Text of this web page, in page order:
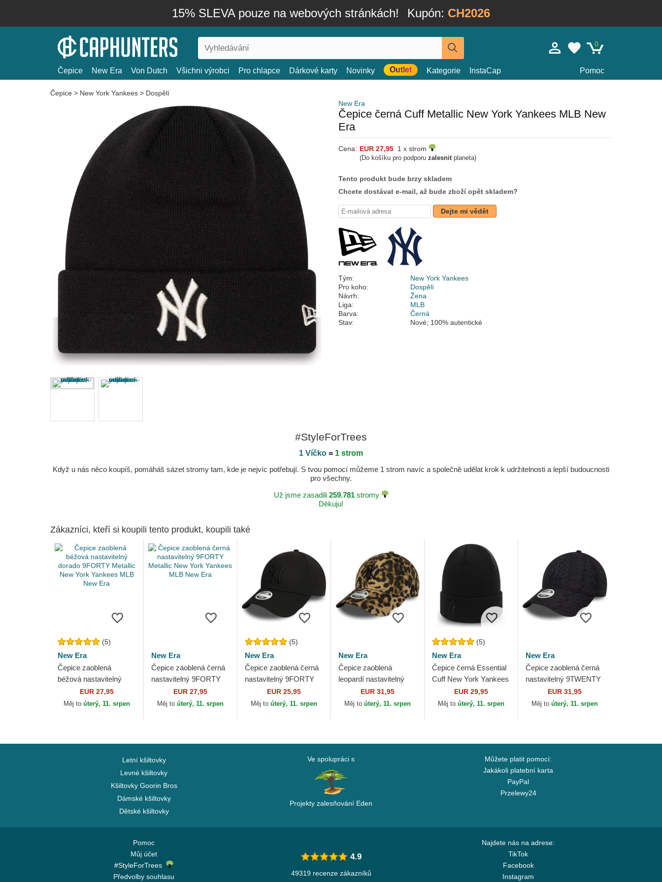
15% SLEVA pouze na webových stránkách! Kupón: CH2026
0
Čepice New Era Von Dutch Všichni výrobci Pro chlapce Dárkové karty Novinky Outlet Kategorie InstaCap Pomoc
Čepice > New York Yankees > Dospělí
New Era
Čepice černá Cuff Metallic New York Yankees MLB New
Era
Cena: EUR 27,95 1 x strom
(Do košíku pro podporu zalesnitplaneta)
Tento produkt bude brzy skladem
Chcete dostávat e-mail, až bude zboží opět skladem?
Dejte mi vědět
Tým:
New York Yankees
Pro koho:
Dospělí
Návrh:
Žena
Liga:
MLB
Barva:
Černá
Stav:
Nové; 100% autentické
#StyleForTrees
1 Víčko = 1 strom
Když u nás něco koupíš, pomáháš sázet stromy tam, kde je nejvíc potřebují. S tvou pomocí můžeme 1 strom navíc a společně udělat krok k udržitelnosti a lepší budoucnosti
pro všechny.
Už jsme zasadili 259.781stromy
Děkuju!
Zákazníci, kteří si koupili tento produkt, koupili také
(5)
New Era
Čepice zaoblená
béžová nastavitelný
dorado 9FORTY
Metallic New York
EUR 27,95
Měj to úterý, 11. srpen
New Era
Čepice zaoblená černá
nastavitelný 9FORTY
Metallic New York
Yankees MLB New Era
EUR 27,95
Měj to úterý, 11. srpen
(5)
New Era
Čepice zaoblená černá
nastavitelný 9FORTY
Essential New York
Yankees MLB New Era
EUR 25,95
Měj to úterý, 11. srpen
New Era
Čepice zaoblená
leopardí nastavitelný
9TWENTY Leopard
New York Yankees
EUR 31,95
Měj to úterý, 11. srpen
(5)
New Era
Čepice černá Essential
Cuff New York Yankees
MLB New Era
EUR 29,95
Měj to úterý, 11. srpen
New Era
Čepice zaoblená černá
nastavitelný 9TWENTY
Broderie New York
Yankees MLB New Era
EUR 31,95
Měj toúterý, 11. srpen
Letní kšiltovky
Levné kšiltovky
Kšiltovky Goorin Bros
Dámské kšiltovky
Dětské kšiltovky
Ve spolupráci s
Projekty zalesňování Eden
Můžete platit pomocí:
Jakákoli platební karta
PayPal
Przelewy24
Pomoc
Můj účet
#StyleForTrees
Předvolby souhlasu
Najdete nás na adrese:
TikTok
Facebook
Instagram
4.9
49319 recenze zákazníků